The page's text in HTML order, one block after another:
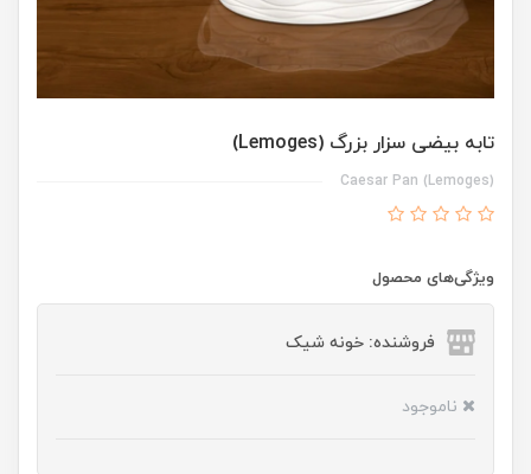
تابه بیضی سزار بزرگ (Lemoges)
Caesar Pan (Lemoges)
ویژگی‌های محصول
فروشنده: خونه شیک
ناموجود